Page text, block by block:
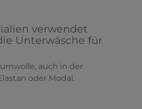
verwendet
Unterwäsche für
auch in der
oder Modal.